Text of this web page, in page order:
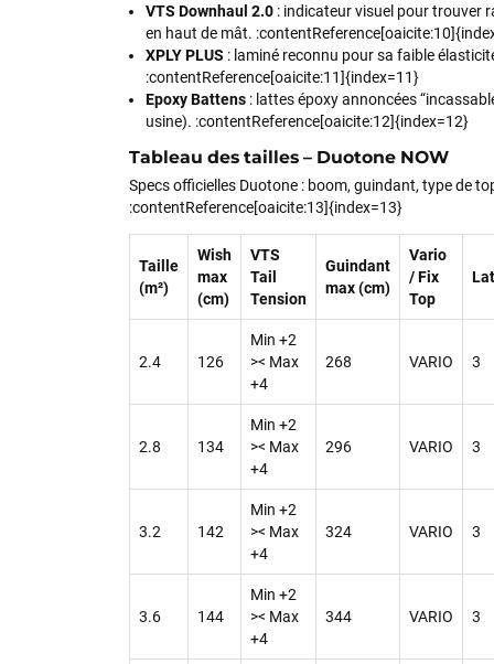
VTS Downhaul 2.0 : indicateur visuel pour trouver
en haut de mât.
XPLY PLUS : laminé reconnu pour sa faible
:contentReference[oaicite:11]{index=11}
Epoxy Battens : lattes époxy annoncées
usine). :contentReference[oaicite:12]{index=12}
Tableau des tailles – Duotone NOW
Specs officielles Duotone : boom, guindant, type de
:contentReference[oaicite:13]{index=13}
Taille
(m²)
Wish
max
(cm)
VTS
Tail
Tension
Guindant
max (cm)
Vario
/ Fix
Top
2.4 126
Min +2
>< Max
+4
268 VARIO 3
2.8 134
Min +2
>< Max
+4
296 VARIO 3
3.2 142
Min +2
>< Max
+4
324 VARIO 3
3.6 144
Min +2
>< Max
+4
344 VARIO 3